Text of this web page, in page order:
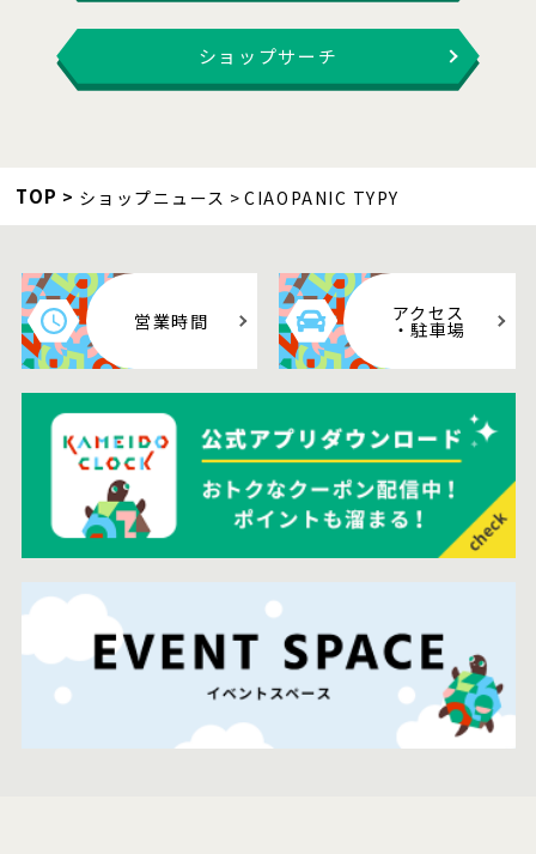
ショップサーチ
TOP ショップニュース CIAOPANIC TYPY
営業時間 アクセス
・駐車場